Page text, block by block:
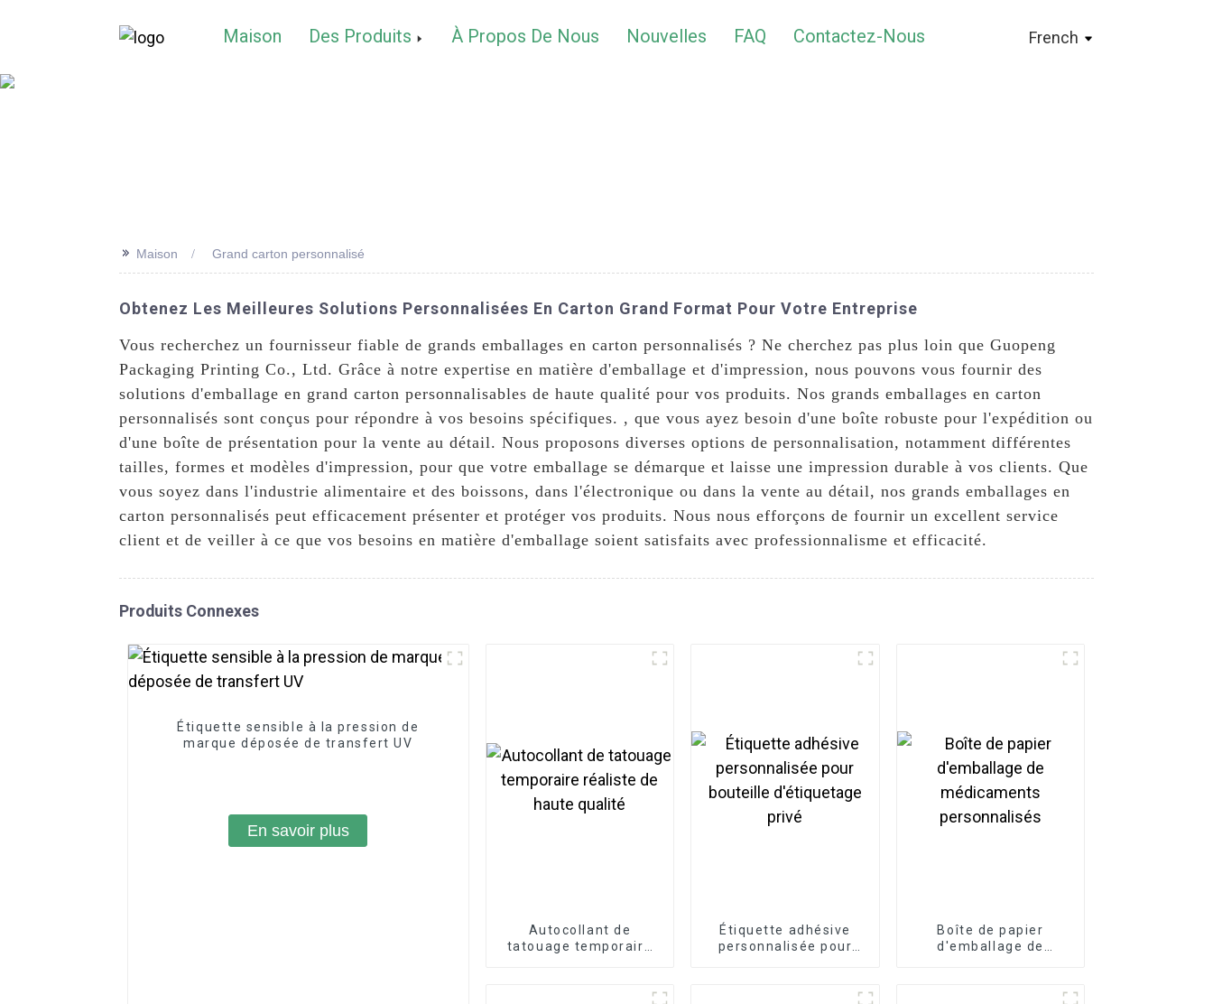
Maison Des Produits À Propos De Nous Nouvelles FAQ Contactez-Nous French
>> Maison Grand carton personnalisé
Obtenez Les Meilleures Solutions Personnalisées En Carton Grand Format Pour Votre Entreprise
Vous recherchez un fournisseur fiable de grands emballages en carton personnalisés ? Ne cherchez pas plus loin que Guopeng
Packaging Printing Co., Ltd. Grâce à notre expertise en matière d'emballage et d'impression, nous pouvons vous fournir des
solutions d'emballage en grand carton personnalisables de haute qualité pour vos produits. Nos grands emballages en carton
personnalisés sont conçus pour répondre à vos besoins spécifiques. , que vous ayez besoin d'une boîte robuste pour l'expédition ou
d'une boîte de présentation pour la vente au détail. Nous proposons diverses options de personnalisation, notamment différentes
tailles, formes et modèles d'impression, pour que votre emballage se démarque et laisse une impression durable à vos clients. Que
vous soyez dans l'industrie alimentaire et des boissons, dans l'électronique ou dans la vente au détail, nos grands emballages en
carton personnalisés peut efficacement présenter et protéger vos produits. Nous nous efforçons de fournir un excellent service
client et de veiller à ce que vos besoins en matière d'emballage soient satisfaits avec professionnalisme et efficacité.
Produits Connexes
Étiquette sensible à la pression de
marque déposée de transfert UV
En savoir plus
Autocollant de
tatouage temporaire
Étiquette adhésive
personnalisée pour
Boîte de papier
d'emballage de